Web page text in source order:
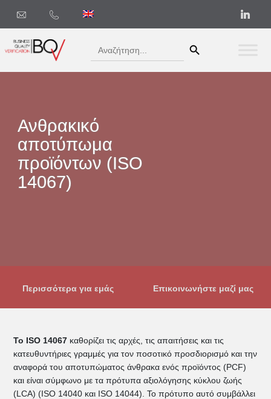
Search
for:
Ανθρακικό
αποτύπωμα
προϊόντων (ISO
14067)
Περισσότερα για εμάς Επικοινωνήστε μαζί μας
Το ISO 14067 καθορίζει τις αρχές, τις απαιτήσεις και τις
κατευθυντήριες γραμμές για τον ποσοτικό προσδιορισμό και την
αναφορά του αποτυπώματος άνθρακα ενός προϊόντος (PCF)
και είναι σύμφωνο με τα πρότυπα αξιολόγησης κύκλου ζωής
(LCA) (ISO 14040 και ISO 14044). Το πρότυπο αυτό συμβάλλει